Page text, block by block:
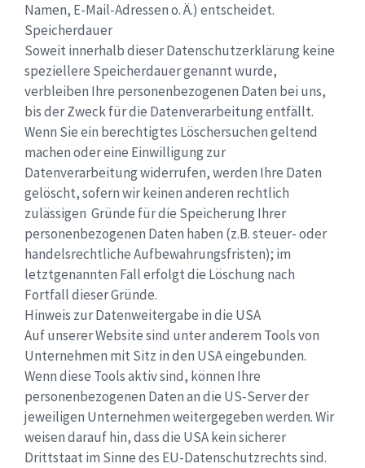
Namen, E-Mail-Adressen o. Ä.) entscheidet.
Speicherdauer
Soweit innerhalb dieser Datenschutzerklärung keine
speziellere Speicherdauer genannt wurde,
verbleiben Ihre personenbezogenen Daten bei uns,
bis der Zweck für die Datenverarbeitung entfällt.
Wenn Sie ein berechtigtes Löschersuchen geltend
machen oder eine Einwilligung zur
Datenverarbeitung widerrufen, werden Ihre Daten
gelöscht, sofern wir keinen anderen rechtlich
zulässigen Gründe für die Speicherung Ihrer
personenbezogenen Daten haben (z.B. steuer- oder
handelsrechtliche Aufbewahrungsfristen); im
letztgenannten Fall erfolgt die Löschung nach
Fortfall dieser Gründe.
Hinweis zur Datenweitergabe in die USA
Auf unserer Website sind unter anderem Tools von
Unternehmen mit Sitz in den USA eingebunden.
Wenn diese Tools aktiv sind, können Ihre
personenbezogenen Daten an die US-Server der
jeweiligen Unternehmen weitergegeben werden. Wir
weisen darauf hin, dass die USA kein sicherer
Drittstaat im Sinne des EU-Datenschutzrechts sind.